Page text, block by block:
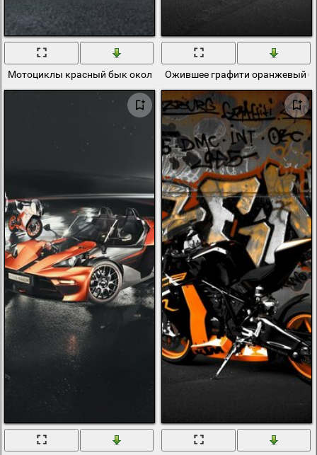
Мотоциклы красный бык около зданияОжившее графити оранжевый